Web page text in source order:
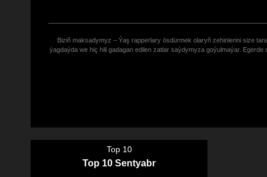
Biziñ maksadymyz – Ýaş rapperlary ösdürmek olaryñ zehinlerini size
ýagdaýda we hiç hili gadagan edilen zatlar saýdymyza goýulmaýar.
Top 10
Top 10 Sentyabr